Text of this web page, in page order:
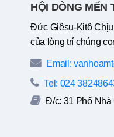
HỘI DÒNG MẾN
Đức Giêsu-Kitô
của lòng trí chúng
Email:
Tel: 024
Đ/c: 31 Phố